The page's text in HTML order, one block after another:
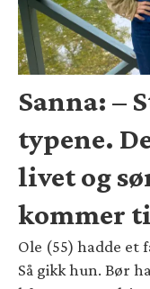
Sanna: –
typene.
livet og
kommer
Ole (55) hadde et
Så gikk hun. Bør